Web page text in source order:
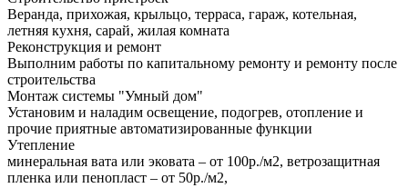
Веранда, прихожая, крыльцо, терраса, гараж, котельная,
летняя кухня, сарай, жилая комната
Реконструкция и ремонт
Выполним работы по капитальному ремонту и ремонту после
строительства
Монтаж системы "Умный дом"
Установим и наладим освещение, подогрев, отопление и
прочие приятные автоматизированные функции
Утепление
минеральная вата или эковата – от 100р./м2, ветрозащитная
пленка или пенопласт – от 50р./м2,